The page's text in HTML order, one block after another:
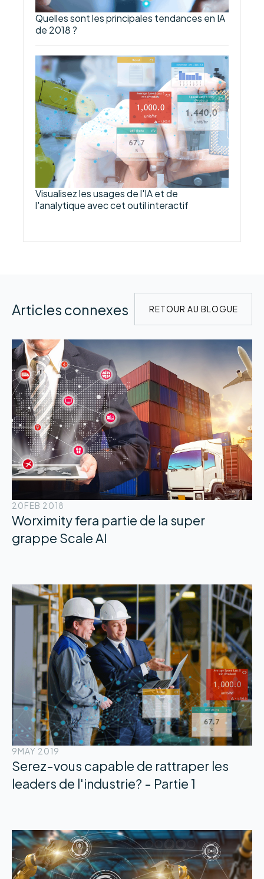
Quelles sont les principales tendances en IA
de 2018 ?
Visualisez les usages de l'IA et de
l'analytique avec cet outil interactif
Articles connexes RETOUR AU BLOGUE
20FEB 2018
Worximity fera partie de la super
grappe Scale AI
9MAY 2019
Serez-vous capable de rattraper les
leaders de l'industrie? - Partie 1